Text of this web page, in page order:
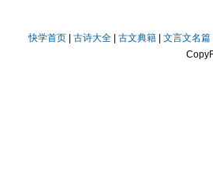
快学首页 |古诗大全 |古文典籍 |文言文名篇